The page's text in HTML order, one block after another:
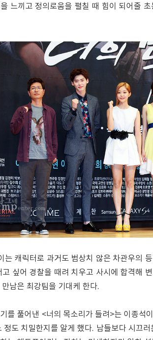
느끼고 정의로움을 펼칠 때 힘이 되어줄
는 캐릭터로 과거도 범상치 않은 차관우의
고 싶어 경찰을 때려 치우고 사시에 합격해
남은 최강팀을 기대케 한다.
를 풀어낸 <너의 목소리가 들려>는 이종석
정도 치밀한지를 알게 했다. 남들보다 시끄